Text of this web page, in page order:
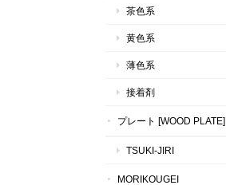
茶色系
黄色系
薄色系
接着剤
プレート [WOOD PLATE]
TSUKI-JIRI
MORIKOUGEI